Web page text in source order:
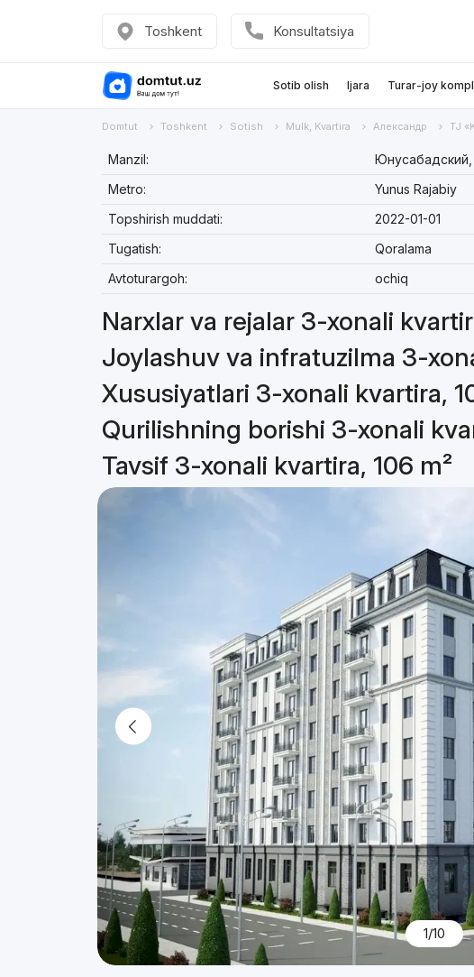
Toshkent Konsultatsiya
Sotib olish Ijara Turar-joy
Domtut Toshkent Sotish Mulk, Kvartira Александр TJ
Manzil:
Metro:
Yunus Rajabiy
Topshirish muddati:
2022-01-01
Tugatish:
Qoralama
Avtoturargoh:
ochiq
Narxlar va rejalar 3-xonali
Joylashuv va infratuzilma 3-
Xususiyatlari 3-xonali kvartira,
Qurilishning borishi 3-xonali
Tavsif 3-xonali kvartira, 106 m²
1/10